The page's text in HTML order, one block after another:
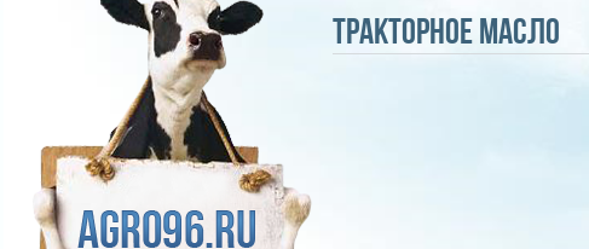
Тракторное масло